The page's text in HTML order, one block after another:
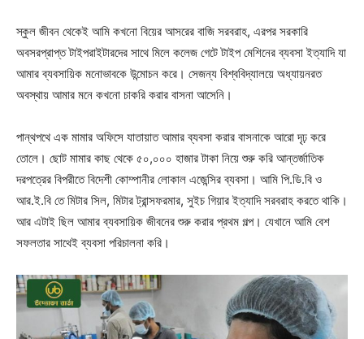
স্কুল জীবন থেকেই আমি কখনো বিয়ের আসরের বাজি সরবরাহ, এরপর সরকারি
অবসরপ্রাপ্ত টাইপরাইটারদের সাথে মিলে কলেজ গেটে টাইপ মেশিনের ব্যবসা ইত্যাদি যা
আমার ব্যবসায়িক মনোভাবকে উন্মোচন করে। সেজন্য বিশ্ববিদ্যালয়ে অধ্যায়নরত
অবস্থায় আমার মনে কখনো চাকরি করার বাসনা আসেনি।
পান্থপথে এক মামার অফিসে যাতায়াত আমার ব্যবসা করার বাসনাকে আরো দৃঢ় করে
তোলে। ছোট মামার কাছ থেকে ৫০,০০০ হাজার টাকা নিয়ে শুরু করি আন্তর্জাতিক
দরপত্রের বিপরীতে বিদেশী কোম্পানীর লোকাল এজেন্সির ব্যবসা। আমি পি.ডি.বি ও
আর.ই.বি তে মিটার সিল, মিটার ট্রান্সফরমার, সুইচ গিয়ার ইত্যাদি সরবরাহ করতে থাকি।
আর এটাই ছিল আমার ব্যবসায়িক জীবনের শুরু করার প্রথম গল্প। যেখানে আমি বেশ
সফলতার সাথেই ব্যবসা পরিচালনা করি।